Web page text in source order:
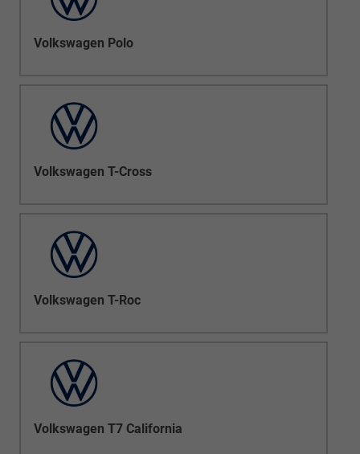
Volkswagen Polo
Volkswagen T-Cross
Volkswagen T-Roc
Volkswagen T7 California